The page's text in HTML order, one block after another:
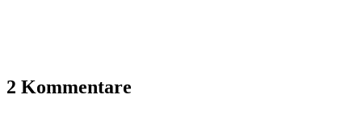
2 Kommentare